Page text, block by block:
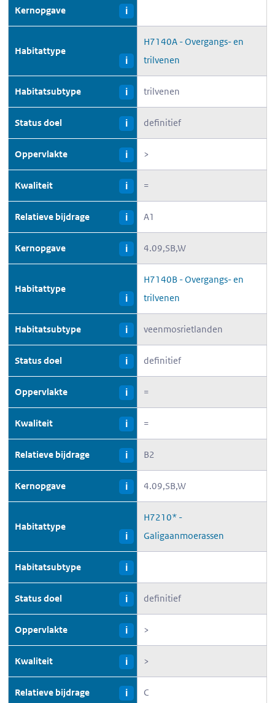
Kernopgave i
Habitattype
i
H7140A - Overgangs- en
trilvenen
Habitatsubtype i trilvenen
Status doel i definitief
Oppervlakte i >
Kwaliteit i =
Relatieve bijdrage i A1
Kernopgave i 4.09,SB,W
Habitattype
i
H7140B - Overgangs- en
trilvenen
Habitatsubtype i veenmosrietlanden
Status doel i definitief
Oppervlakte i =
Kwaliteit i =
Relatieve bijdrage i B2
Kernopgave i 4.09,SB,W
Habitattype
i
H7210* -
Galigaanmoerassen
Habitatsubtype i
Status doel i definitief
Oppervlakte i >
Kwaliteit i >
Relatieve bijdrage i C